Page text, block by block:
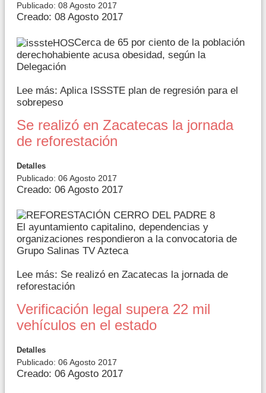
Publicado: 08 Agosto 2017
Creado: 08 Agosto 2017
Cerca de 65 por ciento de la población
derechohabiente acusa obesidad, según la
Delegación
Lee más: Aplica ISSSTE plan de regresión para el
sobrepeso
Se realizó en Zacatecas la jornada
de reforestación
Detalles
Publicado: 06 Agosto 2017
Creado: 06 Agosto 2017
El ayuntamiento capitalino, dependencias y
organizaciones respondieron a la convocatoria de
Grupo Salinas TV Azteca
Lee más: Se realizó en Zacatecas la jornada de
reforestación
Verificación legal supera 22 mil
vehículos en el estado
Detalles
Publicado: 06 Agosto 2017
Creado: 06 Agosto 2017